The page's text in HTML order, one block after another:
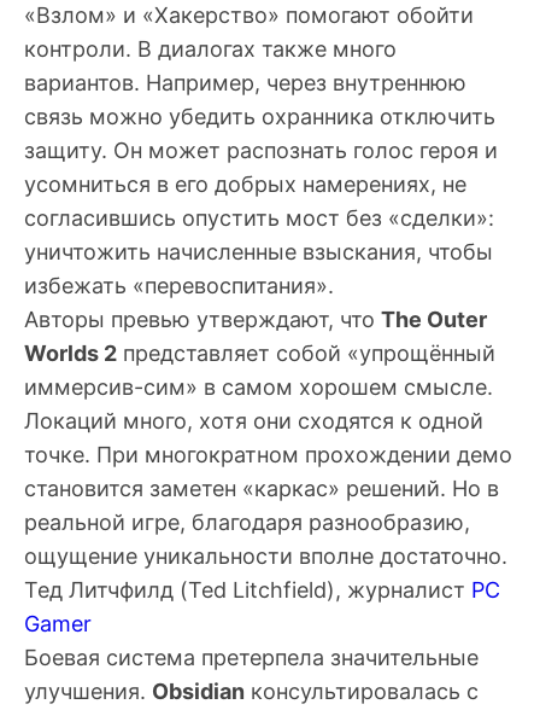
«Взлом» и «Хакерство» помогают обойти
контроли. В диалогах также много
вариантов. Например, через внутреннюю
связь можно убедить охранника отключить
защиту. Он может распознать голос героя и
усомниться в его добрых намерениях, не
согласившись опустить мост без «сделки»:
уничтожить начисленные взыскания, чтобы
избежать «перевоспитания».
Авторы превью утверждают, что The Outer
Worlds 2 представляет собой «упрощённый
иммерсив-сим» в самом хорошем смысле.
Локаций много, хотя они сходятся к одной
точке. При многократном прохождении демо
становится заметен «каркас» решений. Но в
реальной игре, благодаря разнообразию,
ощущение уникальности вполне достаточно.
Тед Литчфилд (Ted Litchfield), журналист PC
Gamer
Боевая система претерпела значительные
улучшения. Obsidian консультировалась с